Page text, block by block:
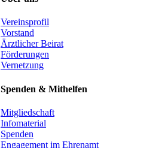
Vereinsprofil
Vorstand
Ärztlicher Beirat
Förderungen
Vernetzung
Spenden & Mithelfen
Mitgliedschaft
Infomaterial
Spenden
Engagement im Ehrenamt